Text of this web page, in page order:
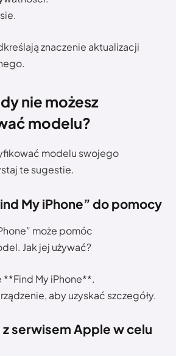
znaczenie aktualizacji
nie możesz
modelu?
modelu swojego
te sugestie.
My iPhone” do pomocy
może pomóc
Jak jej używać?
**Find My iPhone**.
aby uzyskać szczegóły.
serwisem Apple w celu